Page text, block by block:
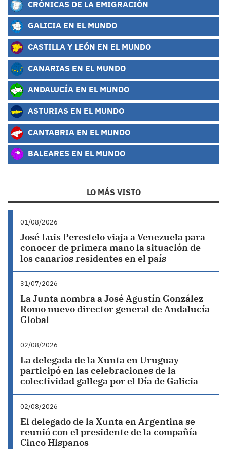
CRÓNICAS DE LA EMIGRACIÓN
GALICIA EN EL MUNDO
CASTILLA Y LEÓN EN EL MUNDO
CANARIAS EN EL MUNDO
ANDALUCÍA EN EL MUNDO
ASTURIAS EN EL MUNDO
CANTABRIA EN EL MUNDO
BALEARES EN EL MUNDO
LO MÁS VISTO
01/08/2026
José Luis Perestelo viaja a Venezuela para
conocer de primera mano la situación de
los canarios residentes en el país
31/07/2026
La Junta nombra a José Agustín González
Romo nuevo director general de Andalucía
Global
02/08/2026
La delegada de la Xunta en Uruguay
participó en las celebraciones de la
colectividad gallega por el Día de Galicia
02/08/2026
El delegado de la Xunta en Argentina se
reunió con el presidente de la compañía
Cinco Hispanos